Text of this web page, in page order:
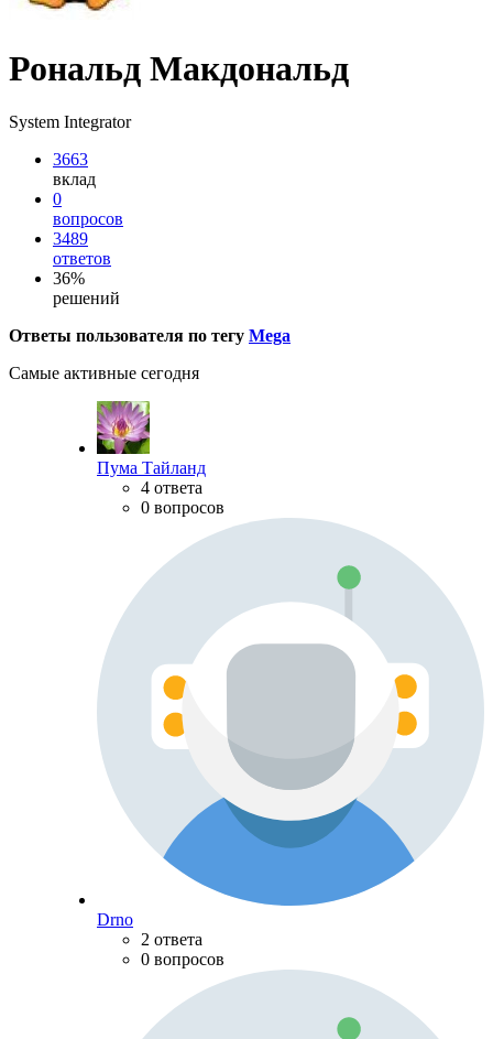
Рональд Макдональд
System Integrator
3663
вклад
0
вопросов
3489
ответов
36%
решений
Ответы пользователя по тегу Mega
Самые активные сегодня
Пума Тайланд
4 ответа
0 вопросов
Drno
2 ответа
0 вопросов